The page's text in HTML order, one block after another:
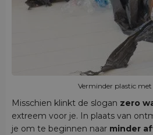
Verminder plastic
Misschien klinkt de slogan zero
extreem voor je. In plaats van
je om te beginnen naar minder